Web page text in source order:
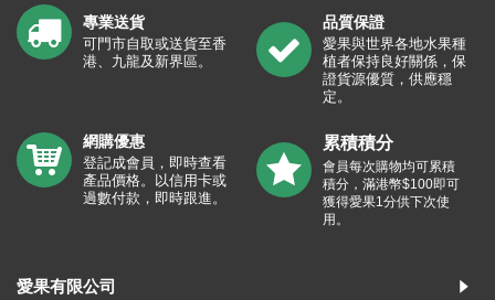
專業送貨
可門市自取或送貨至香
港、九龍及新界區。
品質保證
愛果與世界各地水果種
植者保持良好關係，保
證貨源優質，供應穩
定。
網購優惠
登記成會員，即時查看
產品價格。以信用卡或
過數付款，即時跟進。
累積積分
會員每次購物均可累積
積分，滿港幣$100即可
獲得愛果1分供下次使
用。
愛果有限公司